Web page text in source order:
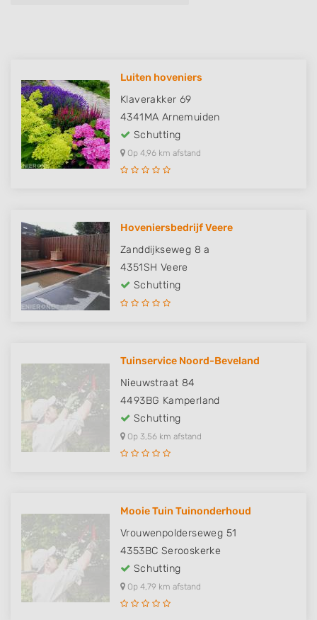
Luiten hoveniers
Klaverakker 69
4341MA Arnemuiden
Schutting
Op 4,96 km afstand
Hoveniersbedrijf Veere
Zanddijkseweg 8 a
4351SH Veere
Schutting
Tuinservice Noord-Beveland
Nieuwstraat 84
4493BG Kamperland
Schutting
Op 3,56 km afstand
Mooie Tuin Tuinonderhoud
Vrouwenpolderseweg 51
4353BC Serooskerke
Schutting
Op 4,79 km afstand